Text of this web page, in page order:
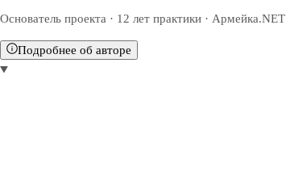
Основатель проекта · 12 лет практики · Армейка.NET
Подробнее об авторе